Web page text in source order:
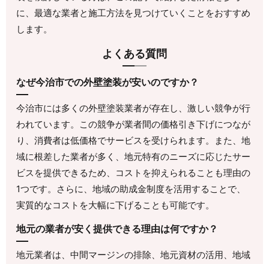
に、最適な業者と施工方法を見つけていくことをおすすめ
します。
よくある質問
なぜ今治市での外壁塗装が安いのですか？
今治市には多くの外壁塗装業者が存在し、激しい競争が行
われています。この競争が業者間の価格引き下げにつなが
り、消費者は低価格でサービスを受けられます。また、地
域に根差した業者が多く、地元特有のニーズに応じたサー
ビスを提供できるため、コストを抑えられることも理由の
1つです。さらに、地域の助成金制度を活用することで、
実質的なコストを大幅に下げることも可能です。
地元の業者が安く提供できる理由は何ですか？
地元業者は、中間マージンの排除、地元資材の活用、地域